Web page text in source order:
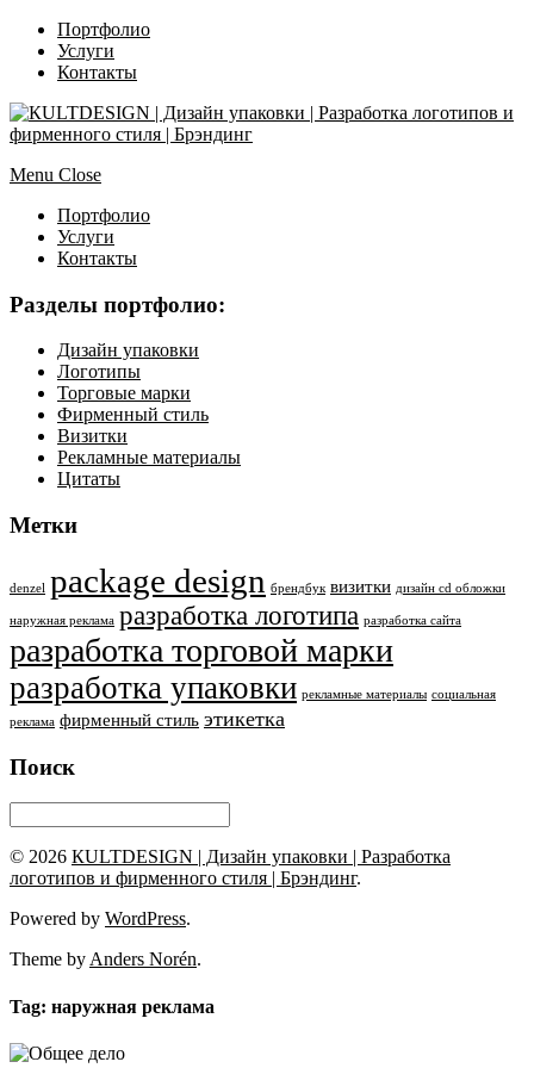
Портфолио
Услуги
Контакты
Menu Close
Портфолио
Услуги
Контакты
Разделы портфолио:
Дизайн упаковки
Логотипы
Торговые марки
Фирменный стиль
Визитки
Рекламные материалы
Цитаты
Метки
denzel package design брендбук визитки дизайн cd обложки
наружная реклама разработка логотипа разработка сайта
разработка торговой марки
разработка упаковки рекламные материалы социальная
реклама фирменный стиль этикетка
Поиск
© 2026 КULTDESIGN | Дизайн упаковки | Разработка
логотипов и фирменного стиля | Брэндинг.
Powered by WordPress.
Theme by Anders Norén.
Tag: наружная реклама